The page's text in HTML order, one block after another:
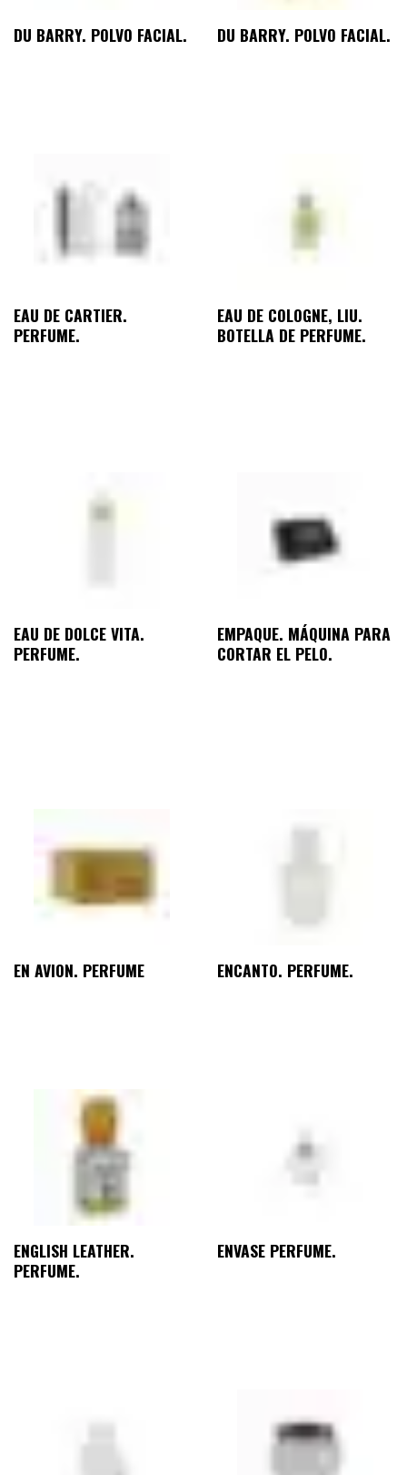
DU BARRY. POLVO FACIAL. DU BARRY. POLVO FACIAL.
EAU DE CARTIER.
PERFUME.
EAU DE COLOGNE, LIU.
BOTELLA DE PERFUME.
EAU DE DOLCE VITA.
PERFUME.
EMPAQUE. MÁQUINA PARA
CORTAR EL PELO.
EN AVION. PERFUME ENCANTO. PERFUME.
ENGLISH LEATHER.
PERFUME.
ENVASE PERFUME.